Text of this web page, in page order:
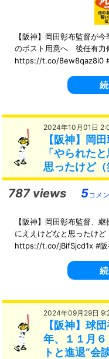
【阪神】岡田彰布監督が
のポスト用意へ 後任有力
https://t.co/8ew8qaz8i0
2024年10月01日
【阪神】岡
「やられた
思ったけど
787 views 5コメ
【阪神】岡田彰布監督、
にええけどなと思ったけ
https://t.co/jBifSjcd1x #阪
2024年09月29日
【阪神】球
年、１１月
トと進退“会